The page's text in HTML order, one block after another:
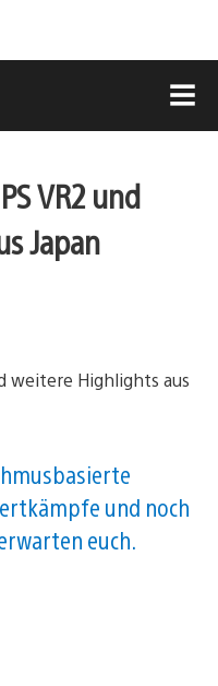
VR2 und
Japan
und noch
euch.